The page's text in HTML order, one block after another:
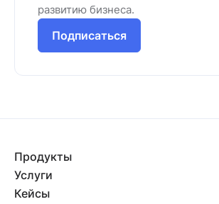
развитию бизнеса.
Подписаться
Продукты
Услуги
Кейсы